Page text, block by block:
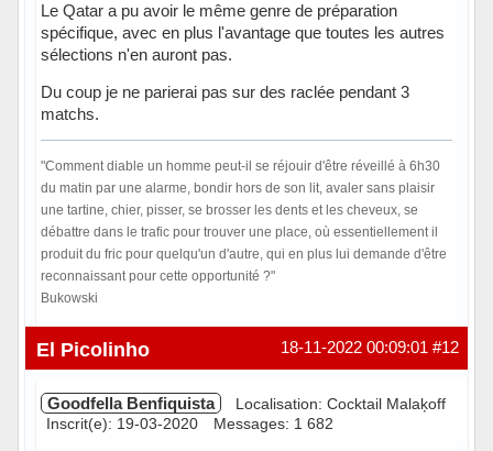
Le Qatar a pu avoir le même genre de préparation
spécifique, avec en plus l'avantage que toutes les autres
sélections n'en auront pas.
Du coup je ne parierai pas sur des raclée pendant 3
matchs.
"Comment diable un homme peut-il se réjouir d'être réveillé à 6h30
du matin par une alarme, bondir hors de son lit, avaler sans plaisir
une tartine, chier, pisser, se brosser les dents et les cheveux, se
débattre dans le trafic pour trouver une place, où essentiellement il
produit du fric pour quelqu'un d'autre, qui en plus lui demande d'être
reconnaissant pour cette opportunité ?"
Bukowski
Hors ligne #12
18-11-2022 00:09:01
El Picolinho
Goodfella Benfiquista
Localisation: Cocktail Malaķoff
Inscrit(e): 19-03-2020
Messages: 1 682